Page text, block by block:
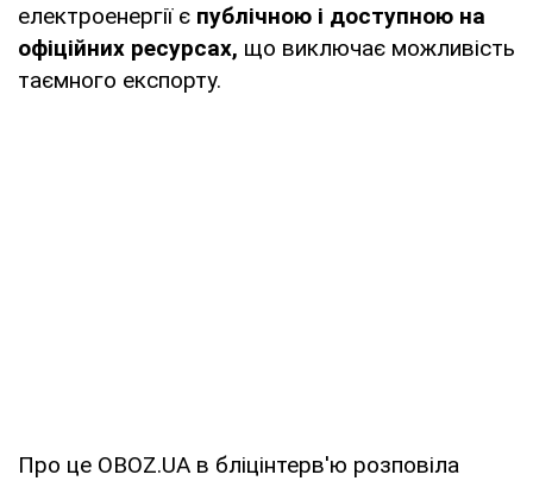
електроенергії є публічною і доступною на
офіційних ресурсах, що виключає можливість
таємного експорту.
Про це OBOZ.UA в бліцінтерв'ю розповіла